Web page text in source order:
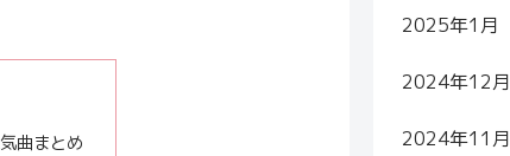
曲まとめ
2025年1月
2024年12月
2024年11月